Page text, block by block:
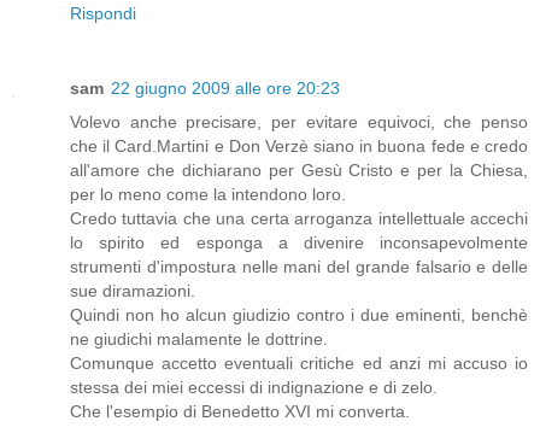
Rispondi
sam 22 giugno 2009 alle ore 20:23
Volevo anche precisare, per evitare equivoci, che penso
che il Card.Martini e Don Verzè siano in buona fede e credo
all'amore che dichiarano per Gesù Cristo e per la Chiesa,
per lo meno come la intendono loro.
Credo tuttavia che una certa arroganza intellettuale accechi
lo spirito ed esponga a divenire inconsapevolmente
strumenti d'impostura nelle mani del grande falsario e delle
sue diramazioni.
Quindi non ho alcun giudizio contro i due eminenti, benchè
ne giudichi malamente le dottrine.
Comunque accetto eventuali critiche ed anzi mi accuso io
stessa dei miei eccessi di indignazione e di zelo.
Che l'esempio di Benedetto XVI mi converta.